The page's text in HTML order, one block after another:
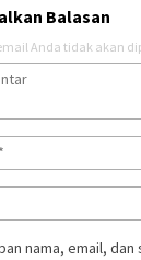
Balasan
Anda tidak akan
nama, email,